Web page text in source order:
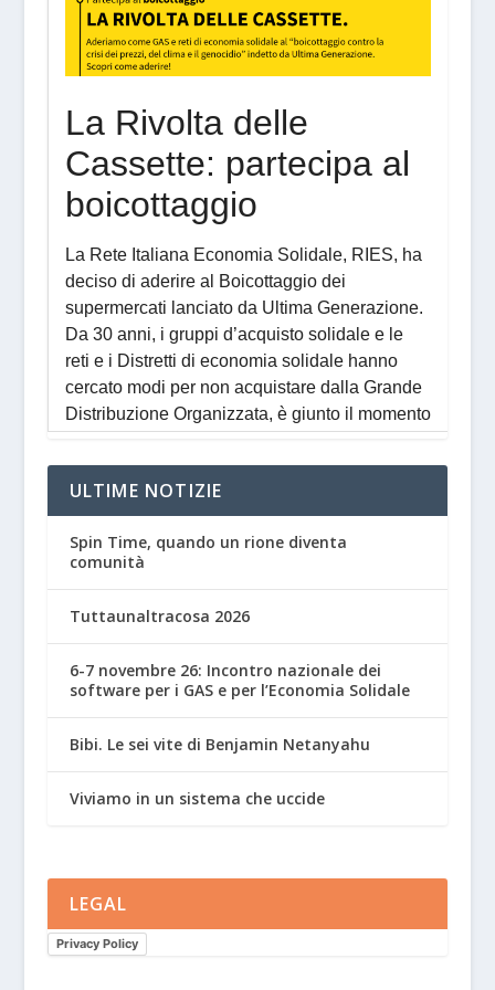
ULTIME NOTIZIE
Spin Time, quando un rione diventa
comunità
Tuttaunaltracosa 2026
6-7 novembre 26: Incontro nazionale dei
software per i GAS e per l’Economia Solidale
Bibi. Le sei vite di Benjamin Netanyahu
Viviamo in un sistema che uccide
LEGAL
Privacy Policy